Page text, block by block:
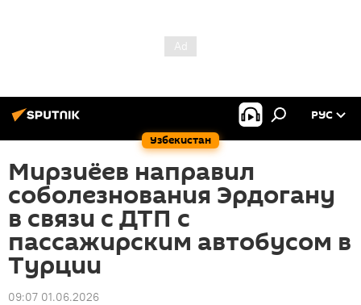
Узбекистан
РУС
Мирзиёев направил
соболезнования Эрдогану
в связи с ДТП с
пассажирским автобусом в
Турции
09:07 01.06.2026